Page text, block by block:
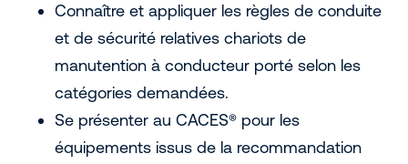
Connaître et appliquer les règles de conduite
et de sécurité relatives chariots de
manutention à conducteur porté selon les
catégories demandées.
Se présenter au CACES® pour les
équipements issus de la recommandation